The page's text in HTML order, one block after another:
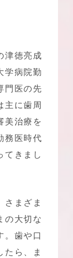
津徳亮成
学病院勤
門医の先
主に歯周
美治療を
務医時代
てきまし
さまざま
の大切な
。歯や口
たら、ま